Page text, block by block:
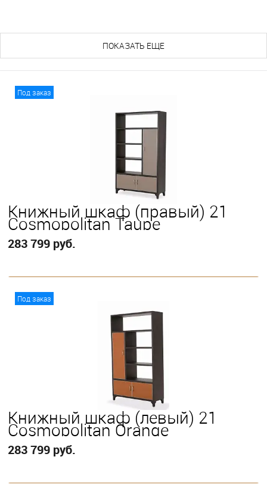
ПОКАЗАТЬ ЕЩЕ
Под заказ
Книжный шкаф (правый) 21
Cosmopolitan Taupe
283 799 руб.
Под заказ
Книжный шкаф (левый) 21
Cosmopolitan Orange
283 799 руб.